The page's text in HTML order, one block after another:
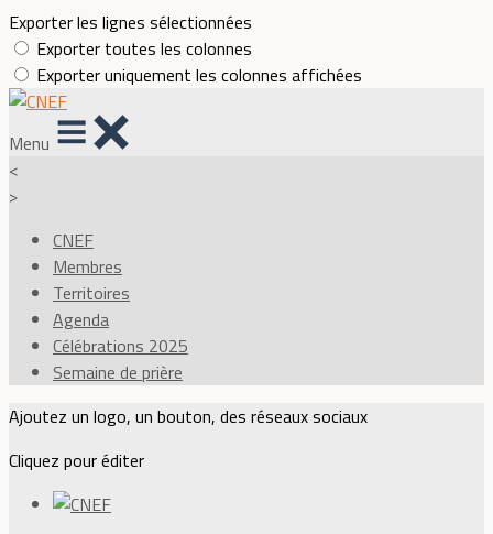
Exporter les lignes sélectionnées
Exporter toutes les colonnes
Exporter uniquement les colonnes affichées
Menu
<
>
CNEF
Membres
Territoires
Agenda
Célébrations 2025
Semaine de prière
Ajoutez un logo, un bouton, des réseaux sociaux
Cliquez pour éditer